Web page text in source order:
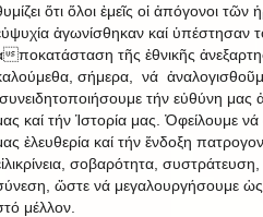
ὅτι ὅλοι ἐμεῖς οἱ ἀπόγονοι
ἀγωνίσθηκαν καί ὑπέστησαν
ποκατάσταση τῆς ἐθνικῆς
σήμερα, νά
τήν εὐθύνη μας
καί τήν Ἱστορία μας. Ὀφείλουμε νά
ἐλευθερία καί τήν ἔνδοξη
σοβαρότητα,
ὥστε νά μεγαλουργήσουμε ὡς
μέλλον.